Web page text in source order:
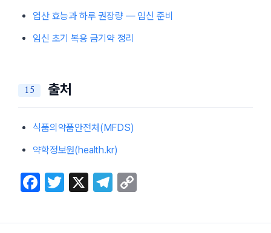
엽산 효능과 하루 권장량 — 임신 준비
임신 초기 복용 금기약 정리
출처
식품의약품안전처(MFDS)
약학정보원(health.kr)
F
c
T
itt
X
T
e
p